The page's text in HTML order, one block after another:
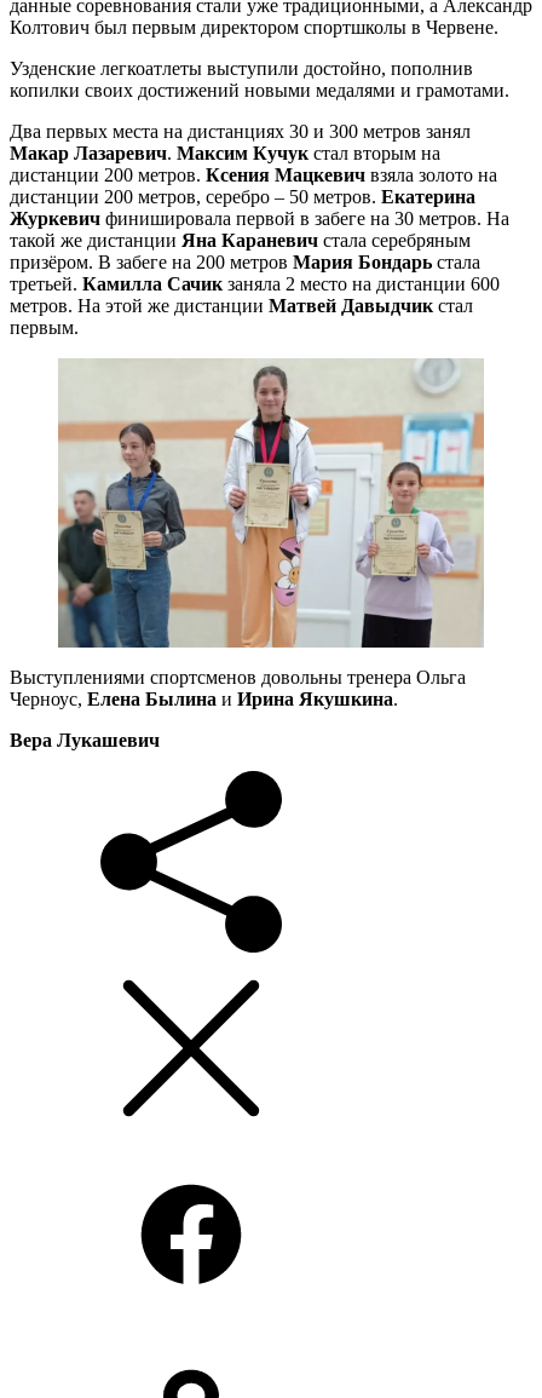
данные соревнования стали уже традиционными, а Александр
Колтович был первым директором спортшколы в Червене.
Узденские легкоатлеты выступили достойно, пополнив
копилки своих достижений новыми медалями и грамотами.
Два первых места на дистанциях 30 и 300 метров занял
Макар Лазаревич. Максим Кучук стал вторым на
дистанции 200 метров. Ксения Мацкевич взяла золото на
дистанции 200 метров, серебро – 50 метров. Екатерина
Журкевич финишировала первой в забеге на 30 метров. На
такой же дистанции Яна Караневич стала серебряным
призёром. В забеге на 200 метров Мария Бондарь стала
третьей. Камилла Сачик заняла 2 место на дистанции 600
метров. На этой же дистанции Матвей Давыдчик стал
первым.
Выступлениями спортсменов довольны тренера Ольга
Черноус, Елена Былина и Ирина Якушкина.
Вера Лукашевич